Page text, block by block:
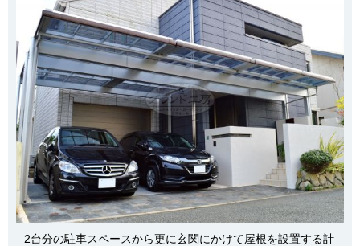
2台分の駐車スペースから更に玄関にかけて屋根を設置する計